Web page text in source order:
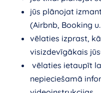
jūs plānojat
(Airbnb, Booking
vēlaties izprast,
visizdevīgākais
vēlaties ietaupīt
nepieciešamā